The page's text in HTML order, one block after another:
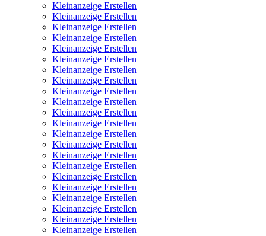
Kleinanzeige Erstellen
Kleinanzeige Erstellen
Kleinanzeige Erstellen
Kleinanzeige Erstellen
Kleinanzeige Erstellen
Kleinanzeige Erstellen
Kleinanzeige Erstellen
Kleinanzeige Erstellen
Kleinanzeige Erstellen
Kleinanzeige Erstellen
Kleinanzeige Erstellen
Kleinanzeige Erstellen
Kleinanzeige Erstellen
Kleinanzeige Erstellen
Kleinanzeige Erstellen
Kleinanzeige Erstellen
Kleinanzeige Erstellen
Kleinanzeige Erstellen
Kleinanzeige Erstellen
Kleinanzeige Erstellen
Kleinanzeige Erstellen
Kleinanzeige Erstellen